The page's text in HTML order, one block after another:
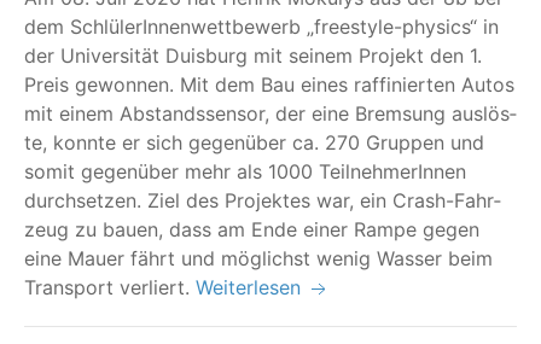
dem Schlü­le­rIn­nen­wett­be­werb „free­style-phy­sics“ in
der Uni­ver­si­tät Duis­burg mit sei­nem Pro­jekt den 1.
Preis gewon­nen. Mit dem Bau eines raf­fi­nier­ten Autos
mit einem Abstands­sen­sor, der eine Brem­sung aus­lös­
te, konn­te er sich gegen­über ca. 270 Grup­pen und
somit gegen­über mehr als 1000 Teil­neh­me­rIn­nen
durch­set­zen. Ziel des Pro­jek­tes war, ein Crash-Fahr­
zeug zu bau­en, dass am Ende einer Ram­pe gegen
eine Mau­er fährt und mög­lichst wenig Was­ser beim
Trans­port verliert. Weiterlesen